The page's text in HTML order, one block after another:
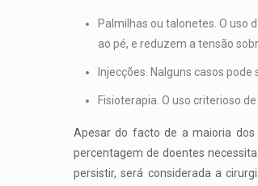
Palmilhas ou talonetes. O uso
ao pé, e reduzem a tensão
Injecções. Nalguns casos
Fisioterapia. O uso criterioso
Apesar do facto de a maioria dos
percentagem de doentes
persistir, será considerada a